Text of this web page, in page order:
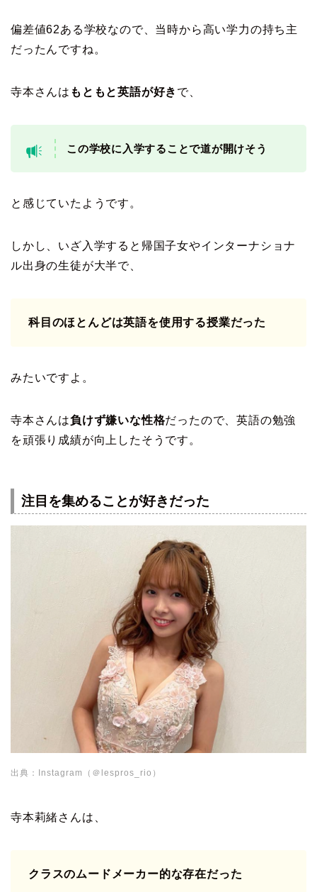
偏差値62ある学校なので、当時から高い学力の持ち主
だったんですね。
寺本さんは もともと英語が好き で、
この学校に入学することで道が開けそう
と感じていたようです。
しかし、いざ入学すると帰国子女やインターナショナ
ル出身の生徒が大半で、
科目のほとんどは英語を使用する授業だった
みたいですよ。
寺本さんは負けず嫌いな性格だったので、英語の勉強
を頑張り成績が向上したそうです。
注目を集めることが好きだった
出典：Instagram（＠lespros_rio）
寺本莉緒さんは、
クラスのムードメーカー的な存在だった